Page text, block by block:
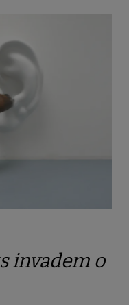
invadem o